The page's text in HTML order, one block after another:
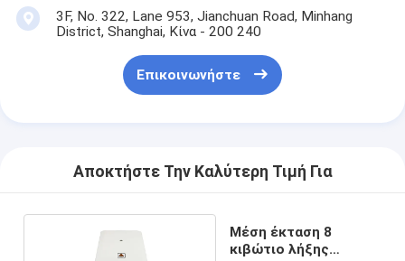
3F, No. 322, Lane 953, Jianchuan Road, Minhang
District, Shanghai, Κίνα - 200 240
Επικοινωνήστε
Αποκτήστε Την Καλύτερη Τιμή Για
Μέση έκταση 8
κιβώτιο λήξης